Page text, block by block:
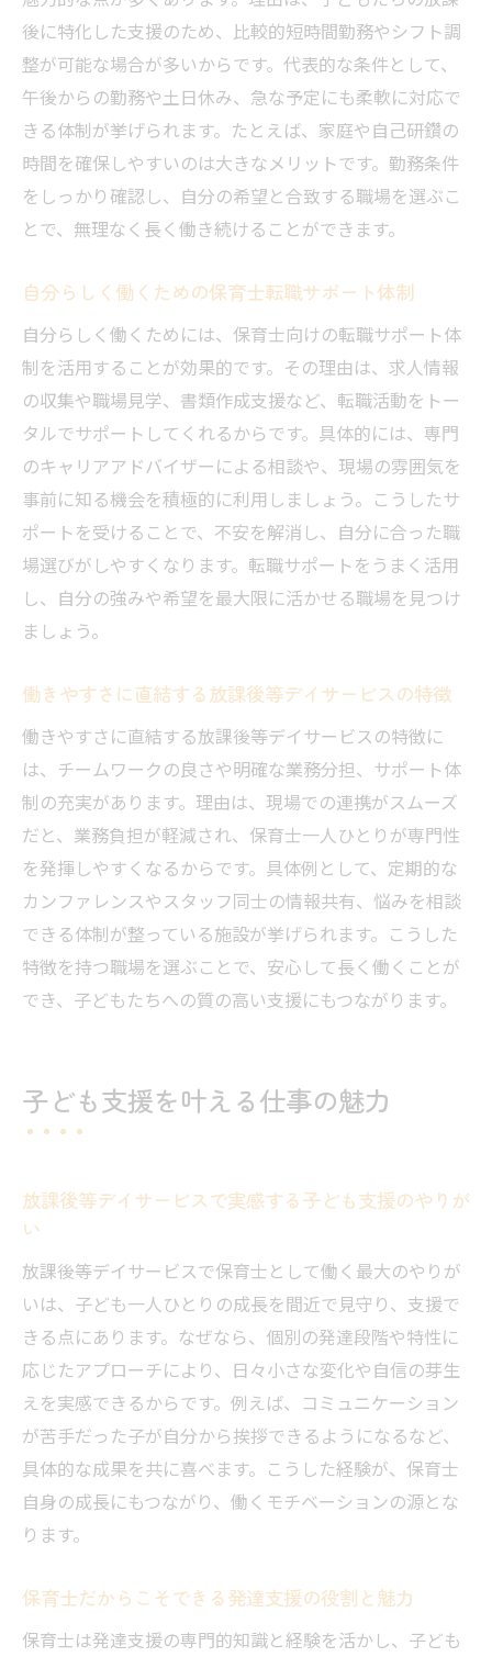
放課後等デイサービスで叶う理想の働き方
とは
保育士が宇土市で安心して働ける理由を紹
介
地域密着で実現できる働きやすさの工夫
放課後等デイサービスで感じる宇土市なら
ではの魅力
理想のワークライフバランスを実現する方
保育士として地元で長く働くためのポイン
ト
スキルアップ支援がある環境探し
放課後等デイサービスで受けられるスキル
アップ支援
保育士が成長できる職場の制度や研修内容
発達支援の専門性を磨くための環境選び
資格取得や研修サポートが充実した職場の
目指す方法
保育士のスキルを高めるための具体的な取
り組み
安心して続けられる職場の見極め方
放課後等デイサービスで長く働ける職場の
条件とは
保育士が安心して続けられる職場環境の選
び方
働きやすさと待遇が両立する理由を解説
放課後等デイサービスで感じる安心感の秘
び
後に特化した支援のため、比較的短時間勤務やシフト調
整が可能な場合が多いからです。代表的な条件として、
午後からの勤務や土日休み、急な予定にも柔軟に対応で
きる体制が挙げられます。たとえば、家庭や自己研鑽の
時間を確保しやすいのは大きなメリットです。勤務条件
をしっかり確認し、自分の希望と合致する職場を選ぶこ
とで、無理なく長く働き続けることができます。
自分らしく働くための保育士転職サポート体制
自分らしく働くためには、保育士向けの転職サポート体
制を活用することが効果的です。その理由は、求人情報
の収集や職場見学、書類作成支援など、転職活動をトー
タルでサポートしてくれるからです。具体的には、専門
のキャリアアドバイザーによる相談や、現場の雰囲気を
事前に知る機会を積極的に利用しましょう。こうしたサ
ポートを受けることで、不安を解消し、自分に合った職
場選びがしやすくなります。転職サポートをうまく活用
し、自分の強みや希望を最大限に活かせる職場を見つけ
ましょう。
働きやすさに直結する放課後等デイサービスの特徴
働きやすさに直結する放課後等デイサービスの特徴に
は、チームワークの良さや明確な業務分担、サポート体
制の充実があります。理由は、現場での連携がスムーズ
だと、業務負担が軽減され、保育士一人ひとりが専門性
を発揮しやすくなるからです。具体例として、定期的な
カンファレンスやスタッフ同士の情報共有、悩みを相談
できる体制が整っている施設が挙げられます。こうした
特徴を持つ職場を選ぶことで、安心して長く働くことが
でき、子どもたちへの質の高い支援にもつながります。
子ども支援を叶える仕事の魅力
放課後等デイサービスで実感する子ども支援のやりが
い
放課後等デイサービスで保育士として働く最大のやりが
いは、子ども一人ひとりの成長を間近で見守り、支援で
きる点にあります。なぜなら、個別の発達段階や特性に
応じたアプローチにより、日々小さな変化や自信の芽生
えを実感できるからです。例えば、コミュニケーション
が苦手だった子が自分から挨拶できるようになるなど、
具体的な成果を共に喜べます。こうした経験が、保育士
自身の成長にもつながり、働くモチベーションの源とな
ります。
保育士だからこそできる発達支援の役割と魅力
保育士は発達支援の専門的知識と経験を活かし、子ども